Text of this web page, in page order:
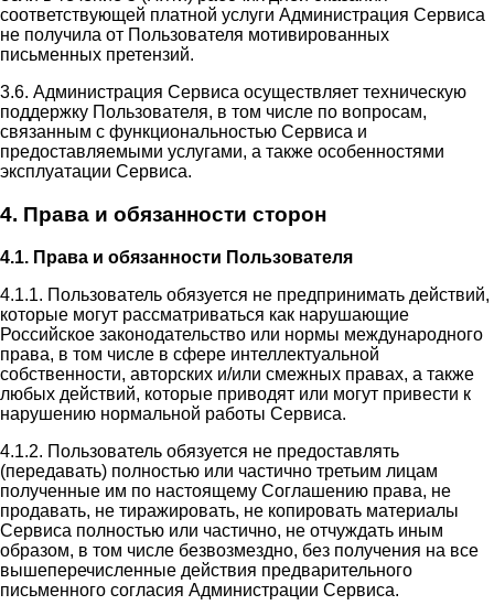
соответствующей платной услуги Администрация Сервиса
не получила от Пользователя мотивированных
письменных претензий.
3.6. Администрация Сервиса осуществляет техническую
поддержку Пользователя, в том числе по вопросам,
связанным с функциональностью Сервиса и
предоставляемыми услугами, а также особенностями
эксплуатации Сервиса.
4. Права и обязанности сторон
4.1. Права и обязанности Пользователя
4.1.1. Пользователь обязуется не предпринимать действий,
которые могут рассматриваться как нарушающие
Российское законодательство или нормы международного
права, в том числе в сфере интеллектуальной
собственности, авторских и/или смежных правах, а также
любых действий, которые приводят или могут привести к
нарушению нормальной работы Сервиса.
4.1.2. Пользователь обязуется не предоставлять
(передавать) полностью или частично третьим лицам
полученные им по настоящему Соглашению права, не
продавать, не тиражировать, не копировать материалы
Сервиса полностью или частично, не отчуждать иным
образом, в том числе безвозмездно, без получения на все
вышеперечисленные действия предварительного
письменного согласия Администрации Сервиса.